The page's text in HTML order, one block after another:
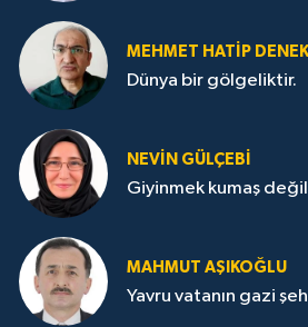
MEHMET HATİP DENEK
Dünya bir gölgeliktir.
NEVİN GÜLÇEBİ
Giyinmek kumaş
MAHMUT AŞIKOĞLU
Yavru vatanın gazi